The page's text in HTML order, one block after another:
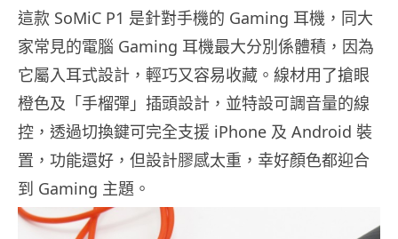
這款 SoMiC P1 是針對手機的 Gaming 耳機，同大
家常見的電腦 Gaming 耳機最大分別係體積，因為
它屬入耳式設計，輕巧又容易收藏。線材用了搶眼
橙色及「手榴彈」插頭設計，並特設可調音量的線
控，透過切換鍵可完全支援 iPhone 及 Android 裝
置，功能還好，但設計膠感太重，幸好顏色都迎合
到 Gaming 主題。